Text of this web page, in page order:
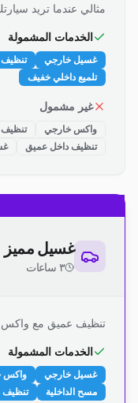
مثالي عندما تريد
الخدمات المشمولة
غسيل خارجي تنظيف
تلميع داخلي خفيف
غير مشمول
واكس خارجي تنظيف
تنظيف داخل عميق
غسيل مميز
٣ ساعات
تنظيف عميق مع واكس
الخدمات المشمولة
غسيل خارجي واكس
مسح الداخلية
تنظيف